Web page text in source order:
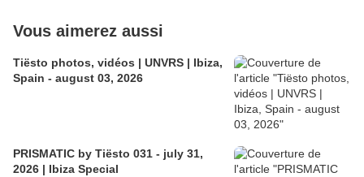
Vous aimerez aussi
Tiësto photos, vidéos | UNVRS | Ibiza,
Spain - august 03, 2026
PRISMATIC by Tiësto 031 - july 31,
2026 | Ibiza Special